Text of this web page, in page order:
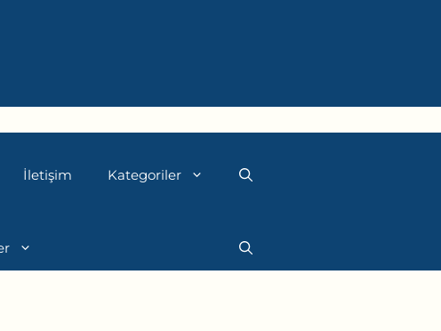
İletişim Kategoriler